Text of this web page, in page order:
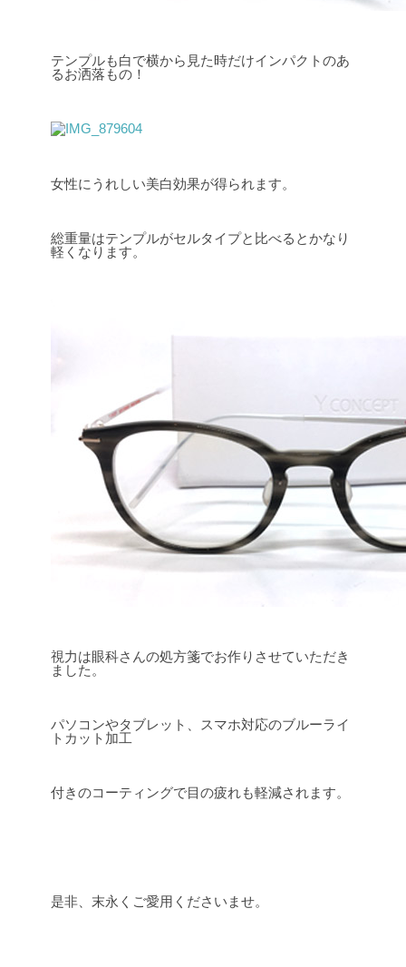
テンプルも白で横から見た時だけインパクトのあ
るお洒落もの！
女性にうれしい美白効果が得られます。
総重量はテンプルがセルタイプと比べるとかなり
軽くなります。
視力は眼科さんの処方箋でお作りさせていただき
ました。
パソコンやタブレット、スマホ対応のブルーライ
トカット加工
付きのコーティングで目の疲れも軽減されます。
是非、末永くご愛用くださいませ。